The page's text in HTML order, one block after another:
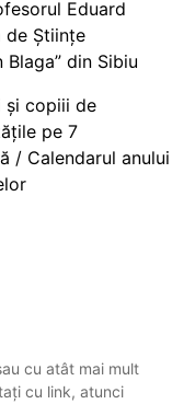
Eduard
de Științe
din Sibiu
și copiii de
pe 7
/ Calendarul anului
cu atât mai mult
cu link, atunci